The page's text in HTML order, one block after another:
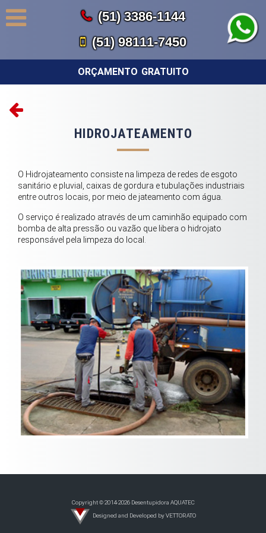
(51) 3386-1144
(51) 98111-7450
ORÇAMENTO GRATUITO
HIDROJATEAMENTO
O Hidrojateamento consiste na limpeza de redes de esgoto
sanitário e pluvial, caixas de gordura e tubulações industriais
entre outros locais, por meio de jateamento com água.
O serviço é realizado através de um caminhão equipado com
bomba de alta pressão ou vazão que libera o hidrojato
responsável pela limpeza do local.
Copyright © 2014-2026 Desentupidora AQUATEC
Designed and Developed by VETTORATO